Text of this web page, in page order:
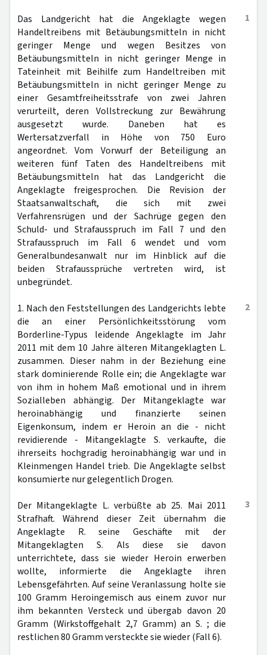
1
Das Landgericht hat die Angeklagte wegen
Handeltreibens mit Betäubungsmitteln in nicht
geringer Menge und wegen Besitzes von
Betäubungsmitteln in nicht geringer Menge in
Tateinheit mit Beihilfe zum Handeltreiben mit
Betäubungsmitteln in nicht geringer Menge zu
einer Gesamtfreiheitsstrafe von zwei Jahren
verurteilt, deren Vollstreckung zur Bewährung
ausgesetzt wurde. Daneben hat es
Wertersatzverfall in Höhe von 750 Euro
angeordnet. Vom Vorwurf der Beteiligung an
weiteren fünf Taten des Handeltreibens mit
Betäubungsmitteln hat das Landgericht die
Angeklagte freigesprochen. Die Revision der
Staatsanwaltschaft, die sich mit zwei
Verfahrensrügen und der Sachrüge gegen den
Schuld- und Strafausspruch im Fall 7 und den
Strafausspruch im Fall 6 wendet und vom
Generalbundesanwalt nur im Hinblick auf die
beiden Strafaussprüche vertreten wird, ist
unbegründet.
2
1. Nach den Feststellungen des Landgerichts lebte
die an einer Persönlichkeitsstörung vom
Borderline-Typus leidende Angeklagte im Jahr
2011 mit dem 10 Jahre älteren Mitangeklagten L.
zusammen. Dieser nahm in der Beziehung eine
stark dominierende Rolle ein; die Angeklagte war
von ihm in hohem Maß emotional und in ihrem
Sozialleben abhängig. Der Mitangeklagte war
heroinabhängig und finanzierte seinen
Eigenkonsum, indem er Heroin an die - nicht
revidierende - Mitangeklagte S. verkaufte, die
ihrerseits hochgradig heroinabhängig war und in
Kleinmengen Handel trieb. Die Angeklagte selbst
konsumierte nur gelegentlich Drogen.
3
Der Mitangeklagte L. verbüßte ab 25. Mai 2011
Strafhaft. Während dieser Zeit übernahm die
Angeklagte R. seine Geschäfte mit der
Mitangeklagten S. Als diese sie davon
unterrichtete, dass sie wieder Heroin erwerben
wollte, informierte die Angeklagte ihren
Lebensgefährten. Auf seine Veranlassung holte sie
100 Gramm Heroingemisch aus einem zuvor nur
ihm bekannten Versteck und übergab davon 20
Gramm (Wirkstoffgehalt 2,7 Gramm) an S. ; die
restlichen 80 Gramm versteckte sie wieder (Fall 6).